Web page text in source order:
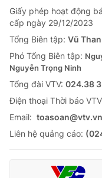
Giấy phép hoạt động
cấp ngày 29/12/2023
Tổng Biên tập: Vũ
Phó Tổng Biên tập:
Nguyễn Trọng Ninh
Tổng đài VTV: 024.38
Ðiện thoại Thời báo
Email: toasoan@vtv.vn
Liên hệ quảng cáo: